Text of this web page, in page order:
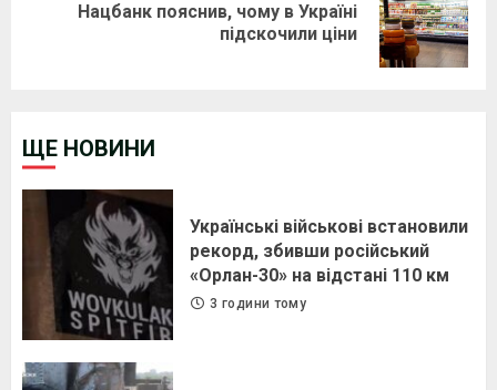
Нацбанк пояснив, чому в Україні
підскочили ціни
ЩЕ НОВИНИ
Українські військові встановили
рекорд, збивши російський
«Орлан-30» на відстані 110 км
3 години тому